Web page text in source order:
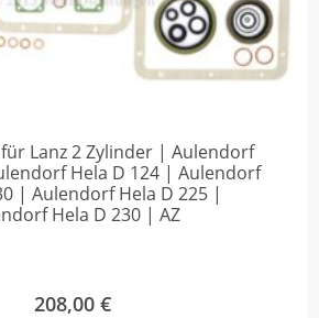
Lanz 2 Zylinder | Aulendorf
Hela D 124 | Aulendorf
| Aulendorf Hela D 225 |
Hela D 230 | AZ
208,00 €